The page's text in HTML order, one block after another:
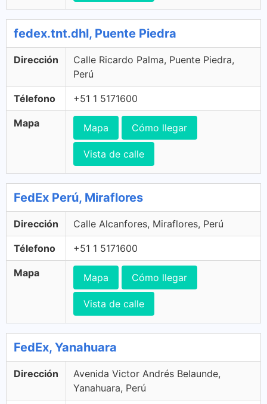
fedex.tnt.dhl, Puente Piedra
Dirección
Calle Ricardo Palma, Puente Piedra,
Perú
Télefono +51 1 5171600
Mapa Mapa Cómo llegar
Vista de calle
FedEx Perú, Miraflores
Dirección Calle Alcanfores, Miraflores, Perú
Télefono +51 1 5171600
Mapa Mapa Cómo llegar
Vista de calle
FedEx, Yanahuara
Dirección
Avenida Victor Andrés Belaunde,
Yanahuara, Perú